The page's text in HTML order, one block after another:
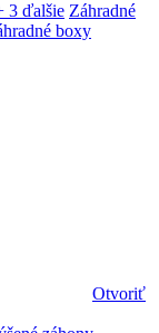
3 ďalšie Záhradné
boxy
Otvoriť